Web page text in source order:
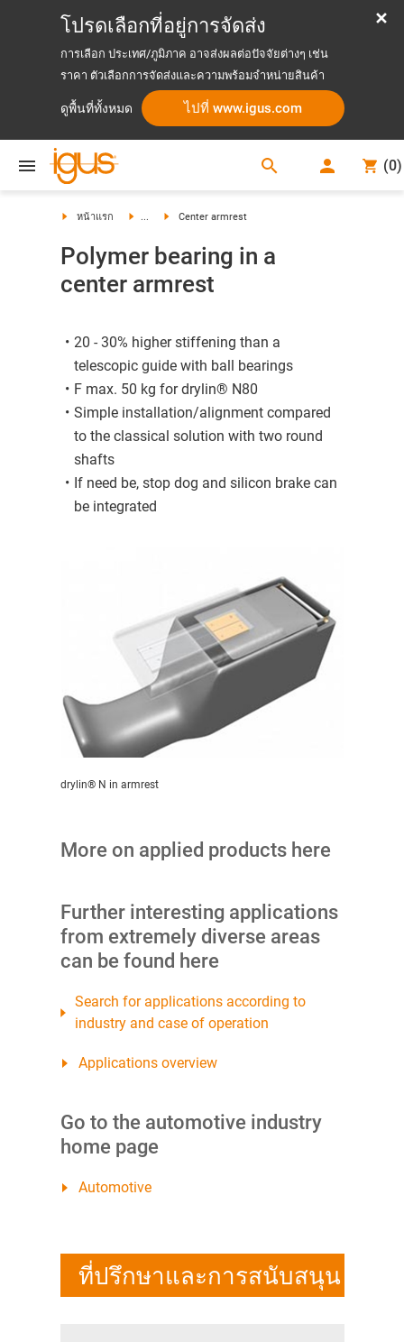
โปรดเลือกที่อยู่การจัดส่ง
การเลือก ประเทศ/ภูมิภาค อาจส่งผลต่อปัจจัยต่างๆ เช่น
ราคา ตัวเลือกการจัดส่งและความพร้อมจำหน่ายสินค้า
ดูพื้นที่ทั้งหมด ไปที่ www.igus.com
search (0)
หน้าแรก ... Center armrest
Polymer bearing in a
center armrest
20 - 30% higher stiffening than a
telescopic guide with ball bearings
F max. 50 kg for drylin® N80
Simple installation/alignment compared
to the classical solution with two round
shafts
If need be, stop dog and silicon brake can
be integrated
drylin® N in armrest
More on applied products here
Further interesting applications
from extremely diverse areas
can be found here
Search for applications according to
industry and case of operation
Applications overview
Go to the automotive industry
home page
Automotive
ที่ปรึกษาและการสนับสนุน